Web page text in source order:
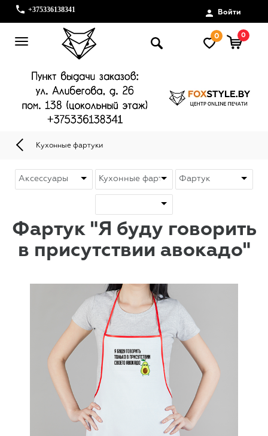
+375336138341 Войти
0 0
Кухонные фартуки
Фартук "Я буду говорить
в присутствии авокадо"